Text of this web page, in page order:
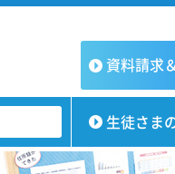
資料請求
生徒さま